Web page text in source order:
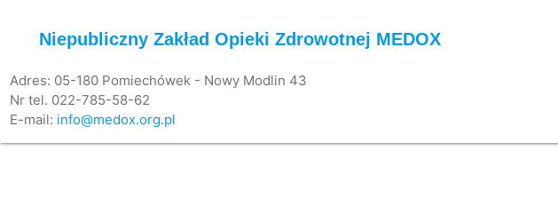
Niepubliczny Zakład Opieki Zdrowotnej MEDOX
Adres: 05-180 Pomiechówek - Nowy Modlin 43
Nr tel. 022-785-58-62
E-mail: info@medox.org.pl